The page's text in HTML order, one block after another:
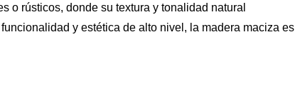
o rústicos, donde su textura y tonalidad natural
y estética de alto nivel, la madera maciza es